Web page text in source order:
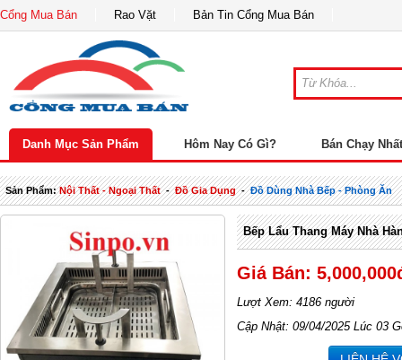
Cổng Mua Bán Rao Vặt Bản Tin Cổng Mua Bán
Danh Mục Sản Phẩm Hôm Nay Có Gì? Bán Chạy Nhất
Sản Phẩm:Nội Thất - Ngoại Thất-Đồ Gia Dụng-Đồ Dùng Nhà Bếp - Phòng Ăn
Bếp Lẩu Thang Máy Nhà
Giá Bán:
Lượt Xem: 4186 người
Cập Nhật: 09/04/2025 Lúc 03